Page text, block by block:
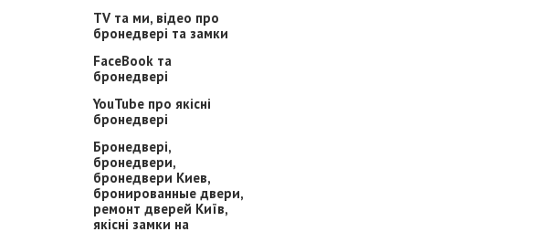
TV та ми, відео про
бронедвері та замки
FaceBook та
бронедвері
YouTube про якісні
бронедвері
Бронедвері,
бронедвери,
бронедвери Киев,
бронированные двери,
ремонт дверей Київ,
якісні замки на